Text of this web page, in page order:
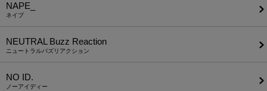
NAPE_
ネイプ
NEUTRAL Buzz Reaction
ニュートラルバズリアクション
NO ID.
ノーアイディー